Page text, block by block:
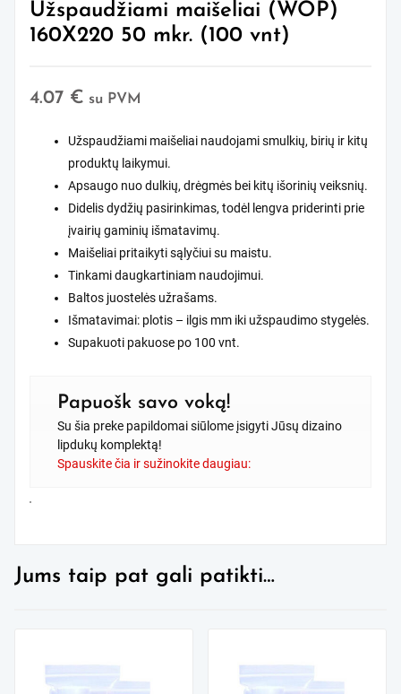
Užspaudžiami maišeliai (WOP)
160X220 50 mkr. (100 vnt)
4.07 € su PVM
Užspaudžiami maišeliai naudojami smulkių, birių ir kitų
produktų laikymui.
Apsaugo nuo dulkių, drėgmės bei kitų išorinių veiksnių.
Didelis dydžių pasirinkimas, todėl lengva priderinti prie
įvairių gaminių išmatavimų.
Maišeliai pritaikyti sąlyčiui su maistu.
Tinkami daugkartiniam naudojimui.
Baltos juostelės užrašams.
Išmatavimai: plotis – ilgis mm iki užspaudimo stygelės.
Supakuoti pakuose po 100 vnt.
Papuošk savo voką!
Su šia preke papildomai siūlome įsigyti Jūsų dizaino
lipdukų komplektą!
Spauskite čia ir sužinokite daugiau:
Jums taip pat gali patikti…